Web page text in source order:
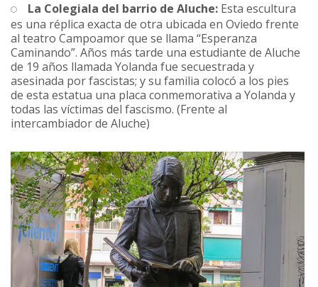
La Colegiala del barrio de Aluche: Esta escultura
es una réplica exacta de otra ubicada en Oviedo frente
al teatro Campoamor que se llama “Esperanza
Caminando”. Años más tarde una estudiante de Aluche
de 19 años llamada Yolanda fue secuestrada y
asesinada por fascistas; y su familia colocó a los pies
de esta estatua una placa conmemorativa a Yolanda y
todas las víctimas del fascismo. (Frente al
intercambiador de Aluche)